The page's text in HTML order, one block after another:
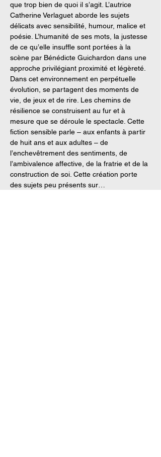
que trop bien de quoi il s’agit. L’autrice
Catherine Verlaguet aborde les sujets
délicats avec sensibilité, humour, malice et
poésie. L’humanité de ses mots, la justesse
de ce qu’elle insuffle sont portées à la
scène par Bénédicte Guichardon dans une
approche privilégiant proximité et légèreté.
Dans cet environnement en perpétuelle
évolution, se partagent des moments de
vie, de jeux et de rire. Les chemins de
résilience se construisent au fur et à
mesure que se déroule le spectacle. Cette
fiction sensible parle – aux enfants à partir
de huit ans et aux adultes – de
l’enchevêtrement des sentiments, de
l’ambivalence affective, de la fratrie et de la
construction de soi. Cette création porte
des sujets peu présents sur…